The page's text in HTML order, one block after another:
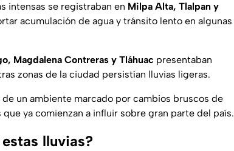
intensas se registraban en Milpa Alta, Tlalpan y
acumulación de agua y tránsito lento en algunas
Magdalena Contreras y Tláhuac presentaban
zonas de la ciudad persistían lluvias ligeras.
un ambiente marcado por cambios bruscos de
ya comienzan a influir sobre gran parte del país.
lluvias?